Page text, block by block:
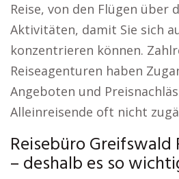
Reise, von den Flügen über
Aktivitäten, damit Sie sich
konzentrieren können.
Reiseagenturen haben
Angeboten und
Alleinreisende oft nicht
Reisebüro
– deshalb es so